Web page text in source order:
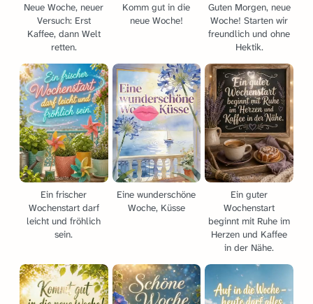
Neue Woche, neuer
Versuch: Erst
Kaffee, dann Welt
retten.
Komm gut in die
neue Woche!
Guten Morgen, neue
Woche! Starten wir
freundlich und ohne
Hektik.
Ein frischer
Wochenstart darf
leicht und fröhlich
sein.
Eine wunderschöne
Woche, Küsse
Ein guter
Wochenstart
beginnt mit Ruhe im
Herzen und Kaffee
in der Nähe.